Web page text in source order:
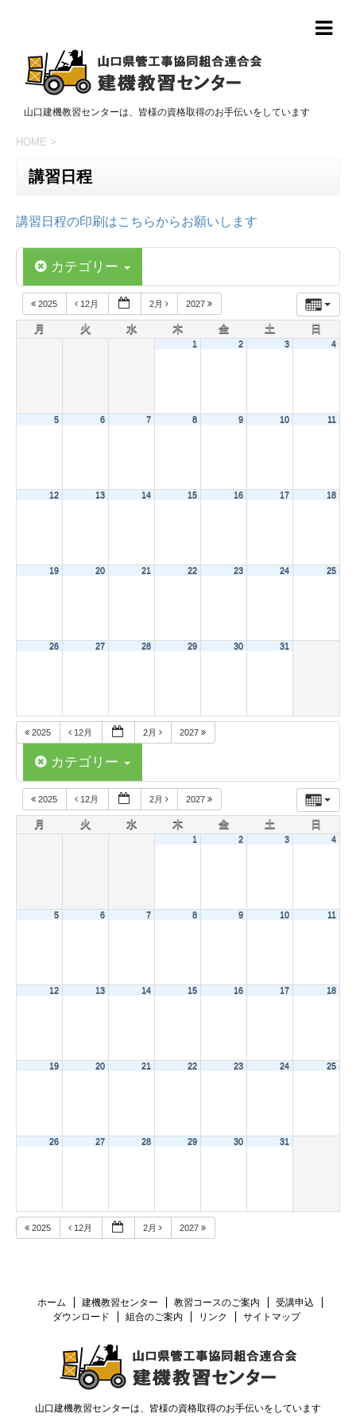
山口建機教習センターは、皆様の資格取得のお手伝いをしています
HOME >
講習日程
講習日程の印刷はこちらからお願いします
カテゴリー
2025 12月 2月 2027
月 火 水 木 金 土 日
1 2 3 4
5 6 7 8 9 10 11
12 13 14 15 16 17 18
19 20 21 22 23 24 25
26 27 28 29 30 31
2025 12月 2月 2027
カテゴリー
2025 12月 2月 2027
月 火 水 木 金 土 日
1 2 3 4
5 6 7 8 9 10 11
12 13 14 15 16 17 18
19 20 21 22 23 24 25
26 27 28 29 30 31
2025 12月 2月 2027
ホーム 建機教習センター 教習コースのご案内
受講申込
ダウンロード
組合のご案内 リンク サイトマップ
山口建機教習センターは、皆様の資格取得のお手伝いをしています